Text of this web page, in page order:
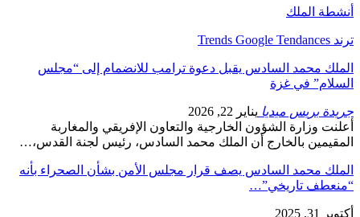
أنشطة الملك
ترند Trends Google Tendances
الملك محمد السادس يقبل دعوة ترامب للانضمام إلى “مجلس
السلام” في غزة
جريدة بريس ميديا يناير 22, 2026
أعلنت وزارة الشؤون الخارجية والتعاون الإفريقي والمغاربة
المقيمين بالخارج أن الملك محمد السادس، رئيس لجنة القدس،…
الملك محمد السادس يصف قرار مجلس الأمن بشأن الصحراء بأنه
“منعطف تاريخي”…
أكتوبر 31, 2025